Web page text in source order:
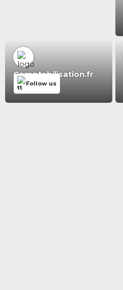
Comptabilisation.fr
Follow us